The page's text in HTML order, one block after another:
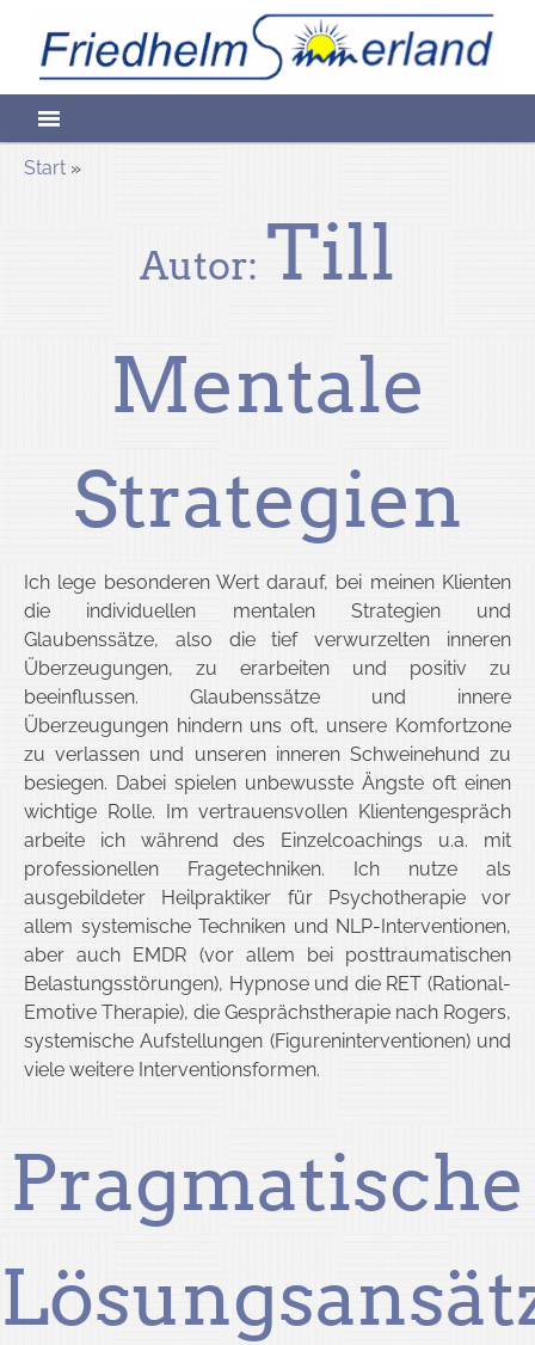
content
Friedhelm
Sommerland
für
in Berlin
Start »
Autor: Till
Mentale
Strategien
Ich lege besonderen Wert darauf, bei meinen Klienten
die individuellen mentalen Strategien und
Glaubenssätze, also die tief verwurzelten inneren
Überzeugungen, zu erarbeiten und positiv zu
beeinflussen. Glaubenssätze und innere
Überzeugungen hindern uns oft, unsere Komfortzone
zu verlassen und unseren inneren Schweinehund zu
besiegen. Dabei spielen unbewusste Ängste oft einen
wichtige Rolle. Im vertrauensvollen Klientengespräch
arbeite ich während des Einzelcoachings u.a. mit
professionellen Fragetechniken. Ich nutze als
ausgebildeter Heilpraktiker für Psychotherapie vor
allem systemische Techniken und NLP-Interventionen,
aber auch EMDR (vor allem bei posttraumatischen
Belastungsstörungen), Hypnose und die RET (Rational-
Emotive Therapie), die Gesprächstherapie nach Rogers,
systemische Aufstellungen (Figureninterventionen) und
viele weitere Interventionsformen.
Pragmatische